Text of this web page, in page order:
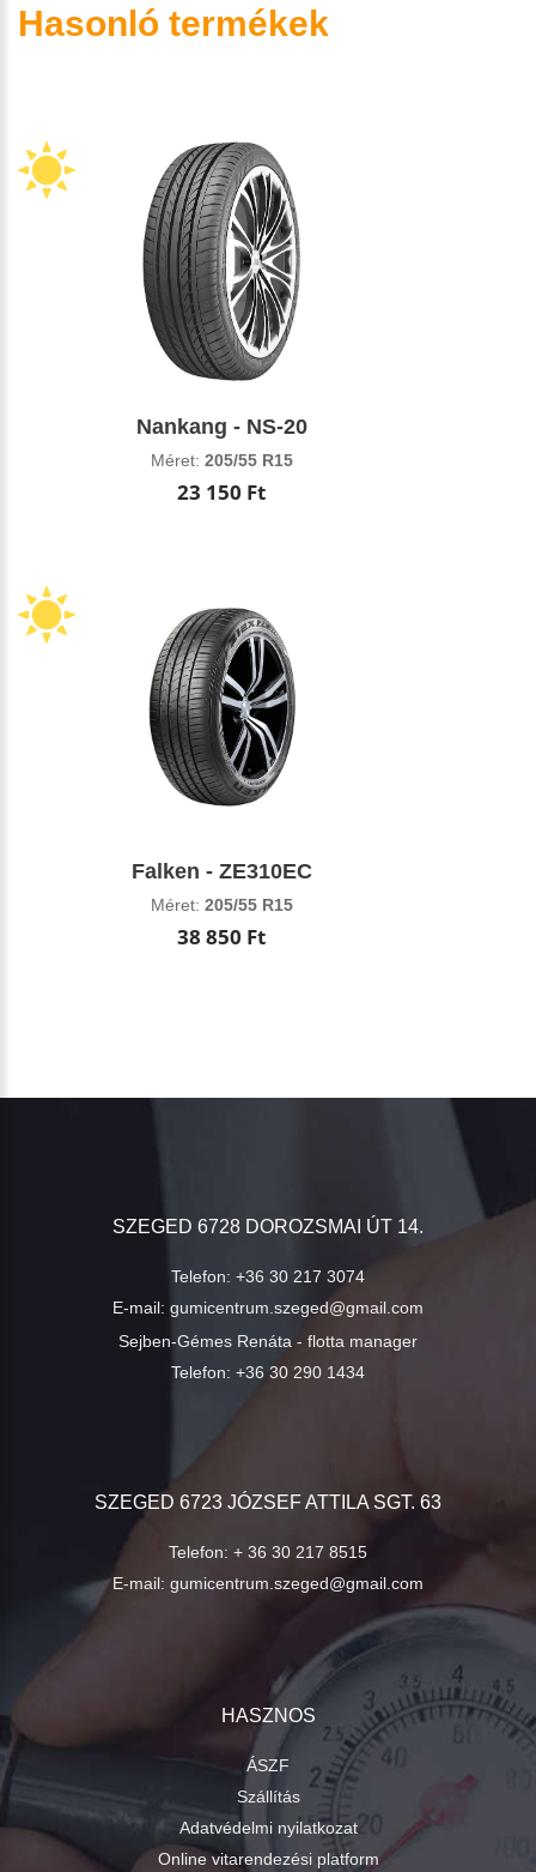
Hasonló termékek
Nankang - NS-20
Méret: 205/55 R15
23 150 Ft
Falken - ZE310EC
Méret: 205/55 R15
38 850 Ft
SZEGED 6728 DOROZSMAI ÚT 14.
Telefon: +36 30 217 3074
E-mail: gumicentrum.szeged@gmail.com
Sejben-Gémes Renáta - flotta manager
Telefon: +36 30 290 1434
SZEGED 6723 JÓZSEF ATTILA SGT. 63
Telefon: + 36 30 217 8515
E-mail: gumicentrum.szeged@gmail.com
HASZNOS
ÁSZF
Szállítás
Adatvédelmi nyilatkozat
Online vitarendezési platform